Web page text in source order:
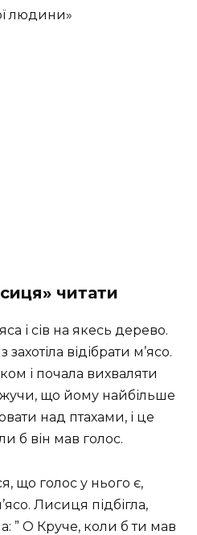
людини»
читати
і сів на якесь дерево.
відібрати м’ясо.
і почала вихваляти
що йому найбільше
над птахами, і це
б він мав голос.
що голос у нього є,
Лисиця підбігла,
” О Круче, коли б ти мав